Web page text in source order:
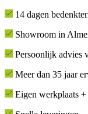
14 dagen
Showroom in
Persoonlijk advies
Meer dan 35 jaar
Eigen werkplaats +